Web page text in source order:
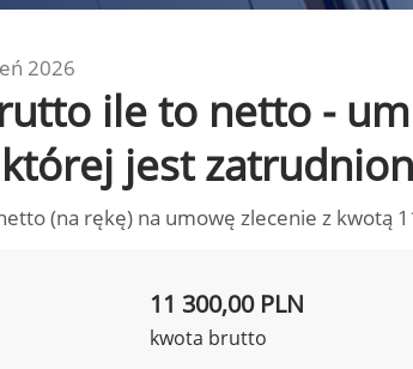
2026
ile to netto -
jest
(na rękę) na umowę zlecenie z kwotą
11 300,00 PLN
kwota brutto